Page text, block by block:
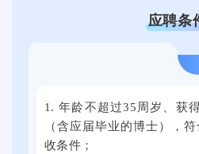
应聘条
1. 年龄不超过35周岁、获
（含应届毕业的博士），
收条件；